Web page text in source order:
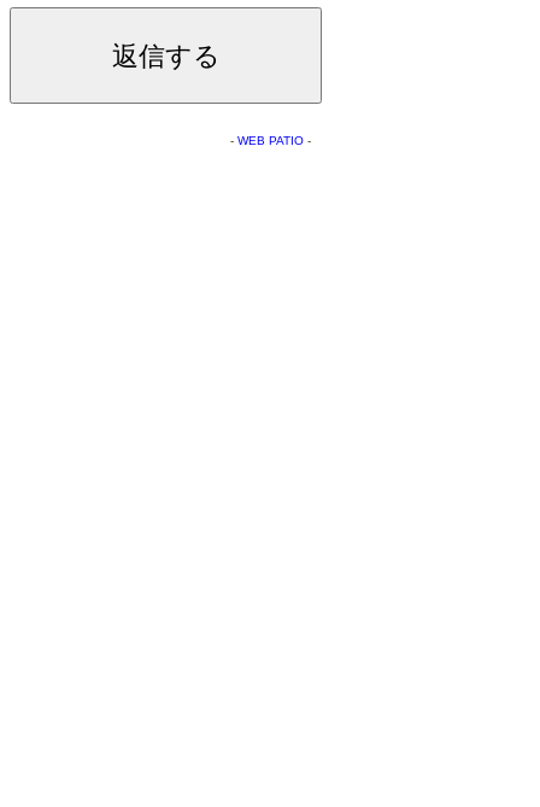
- WEB PATIO-